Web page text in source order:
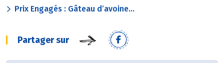
Prix Engagés : Gâteau d’avoine...
Partager sur